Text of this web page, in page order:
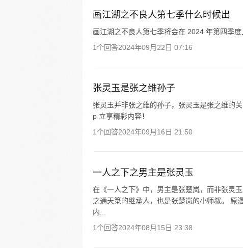
画江湖之不良人第七季什么时候出
画江湖之不良人第七季将会在 2024 年第四季
1个回答2024年09月22日 07:16
张灵玉是张之维孙子
张灵玉并非张之维的孙子，张灵玉是张之维的
p 立享精彩内容！
1个回答2024年09月16日 21:50
一人之下之男主是张灵玉
在《一人之下》中，男主是张楚岚，而非张灵
之通天箓的继承人，也是张楚岚的小师叔。 原
内...
1个回答2024年08月15日 23:38